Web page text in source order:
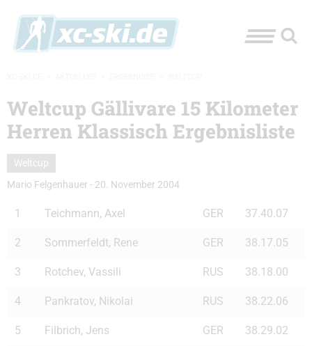
Weltcup Gällivare 15 Kilometer
Herren Klassisch Ergebnisliste
Weltcup
Mario Felgenhauer - 20. November 2004
1 Teichmann, Axel GER 37.40.07
2 Sommerfeldt, Rene GER 38.17.05
3 Rotchev, Vassili RUS 38.18.00
4 Pankratov, Nikolai RUS 38.22.06
5 Filbrich, Jens GER 38.29.02